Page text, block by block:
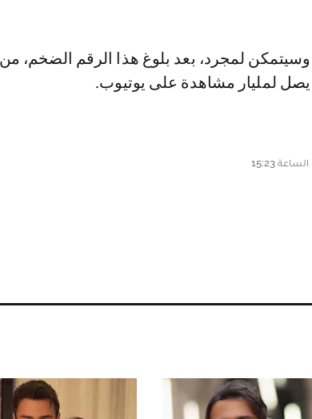
وسيتمكن لمجرد، بعد بلوغ هذا الرقم الضخم،
يصل لمليار مشاهدة على يوتيوب.